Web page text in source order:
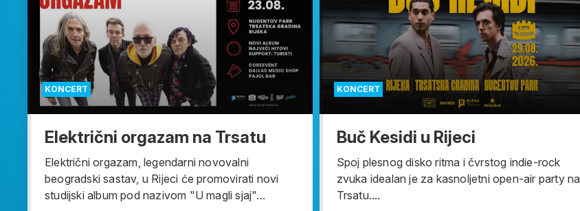
KONCERT
Električni orgazam na Trsatu
Električni orgazam, legendarni novovalni
beogradski sastav, u Rijeci će promovirati novi
studijski album pod nazivom "U magli sjaj"...
KONCERT
Buč Kesidi u Rijeci
Spoj plesnog disko ritma i čvrstog indie-rock
zvuka idealan je za kasnoljetni open-air party na
Trsatu....